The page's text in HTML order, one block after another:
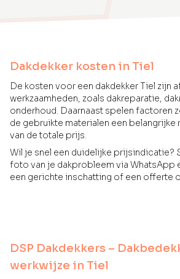
Dakdekker kosten in Tiel
De kosten voor een dakdekker Tiel zijn
werkzaamheden, zoals dakreparatie,
onderhoud. Daarnaast spelen factoren
de gebruikte materialen een belangrijke
van de totale prijs.
Wil je snel een duidelijke prijsindicatie?
foto van je dakprobleem via WhatsApp
een gerichte inschatting of een offerte
DSP Dakdekkers –
werkwijze in Tiel